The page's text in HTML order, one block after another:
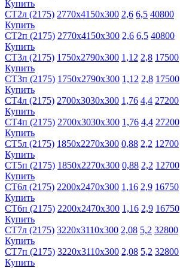
Купить
СТ2л (2175) 2770х4150х300 2,6 6,5 40800
Купить
СТ2п (2175) 2770х4150х300 2,6 6,5 40800
Купить
СТ3л (2175) 1750х2790х300 1,12 2,8 17500
Купить
СТ3п (2175) 1750х2790х300 1,12 2,8 17500
Купить
СТ4л (2175) 2700х3030х300 1,76 4,4 27200
Купить
СТ4п (2175) 2700х3030х300 1,76 4,4 27200
Купить
СТ5л (2175) 1850х2270х300 0,88 2,2 12700
Купить
СТ5п (2175) 1850х2270х300 0,88 2,2 12700
Купить
СТ6л (2175) 2200х2470х300 1,16 2,9 16750
Купить
СТ6п (2175) 2200х2470х300 1,16 2,9 16750
Купить
СТ7л (2175) 3220х3110х300 2,08 5,2 32800
Купить
СТ7п (2175) 3220х3110х300 2,08 5,2 32800
Купить